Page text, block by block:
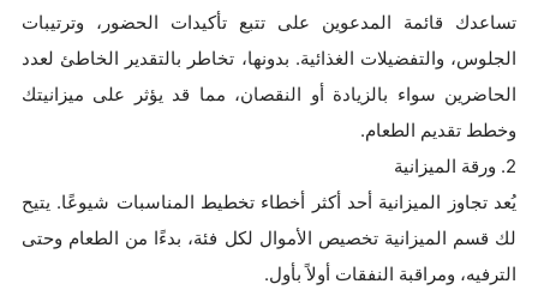
تساعدك قائمة المدعوين على تتبع تأكيدات الحضور، وترتيبات
الجلوس، والتفضيلات الغذائية. بدونها، تخاطر بالتقدير الخاطئ لعدد
الحاضرين سواء بالزيادة أو النقصان، مما قد يؤثر على ميزانيتك
وخطط تقديم الطعام.
2. ورقة الميزانية
يُعد تجاوز الميزانية أحد أكثر أخطاء تخطيط المناسبات شيوعًا. يتيح
لك قسم الميزانية تخصيص الأموال لكل فئة، بدءًا من الطعام وحتى
الترفيه، ومراقبة النفقات أولاً بأول.